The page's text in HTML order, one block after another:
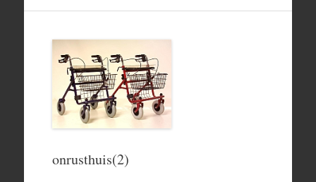
onrusthuis(2)